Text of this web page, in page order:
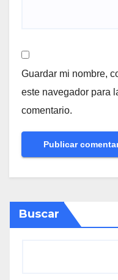
Guardar mi nombre,
este navegador para
comentario.
Buscar